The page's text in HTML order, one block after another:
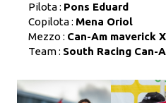
Pilota : Pons Eduard
Copilota : Mena Oriol
Mezzo : Can-Am maverick
Team : South Racing Can-